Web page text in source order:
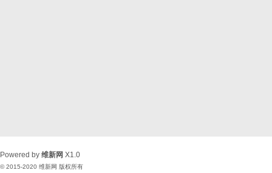
Powered by 维新网 X1.0
© 2015-2020 维新网 版权所有